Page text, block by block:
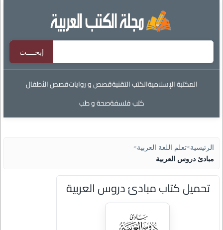
المكتبة الإسلاميةالكتب التقنيةقصص و رواياتقصص الأطفال
كتب فلسفةصحة و طب
الرئيسية>تعلم اللغة العربية>
مبادئ دروس العربية
تحميل كتاب مبادئ دروس العربية